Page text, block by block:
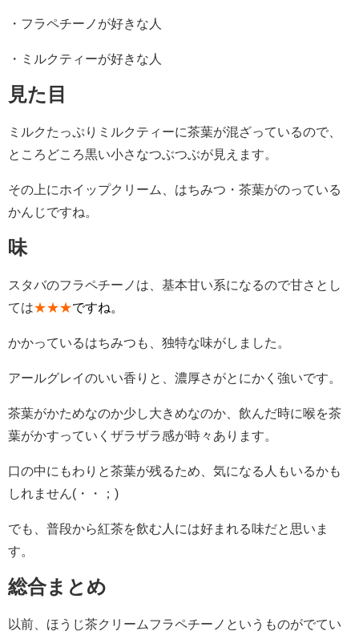
・フラペチーノが好きな人
・ミルクティーが好きな人
見た目
ミルクたっぷりミルクティーに茶葉が混ざっているので、
ところどころ黒い小さなつぶつぶが見えます。
その上にホイップクリーム、はちみつ・茶葉がのっている
かんじですね。
味
スタバのフラペチーノは、基本甘い系になるので甘さとし
ては★★★ですね。
かかっているはちみつも、独特な味がしました。
アールグレイのいい香りと、濃厚さがとにかく強いです。
茶葉がかためなのか少し大きめなのか、飲んだ時に喉を茶
葉がかすっていくザラザラ感が時々あります。
口の中にもわりと茶葉が残るため、気になる人もいるかも
しれません(・・；)
でも、普段から紅茶を飲む人には好まれる味だと思いま
す。
総合まとめ
以前、ほうじ茶クリームフラペチーノというものがでてい